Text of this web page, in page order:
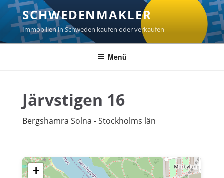
Zum
Inhalt
springen
SCHWEDENMAKLER
Immobilien in Schweden kaufen oder verkaufen
Menü
Järvstigen 16
Bergshamra Solna - Stockholms län
+